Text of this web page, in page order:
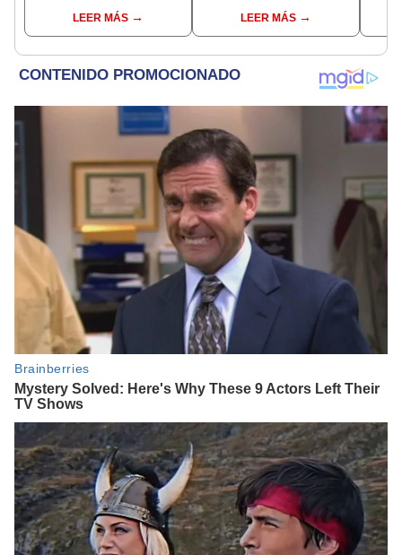
LEER MÁS
'House of the dragon'?
LEER MÁS